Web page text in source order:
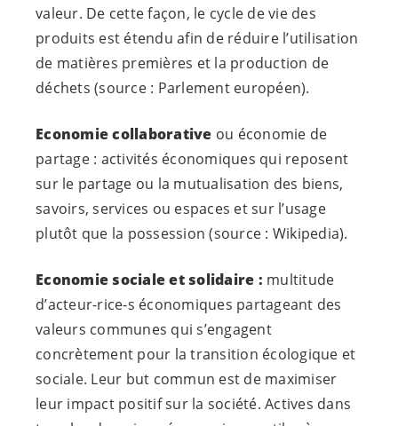
valeur. De cette façon, le cycle de vie des
produits est étendu afin de réduire l’utilisation
de matières premières et la production de
déchets (source : Parlement européen).
Economie collaborative ou économie de
partage: activités économiques qui reposent
sur le partage ou la mutualisation des biens,
savoirs, services ou espaces et sur l’usage
plutôt que la possession (source : Wikipedia).
Economie sociale et solidaire : multitude
d’acteur-rice-s économiques partageant des
valeurs communes qui s’engagent
concrètement pour la transition écologique et
sociale. Leur but commun est de maximiser
leur impact positif sur la société. Actives dans